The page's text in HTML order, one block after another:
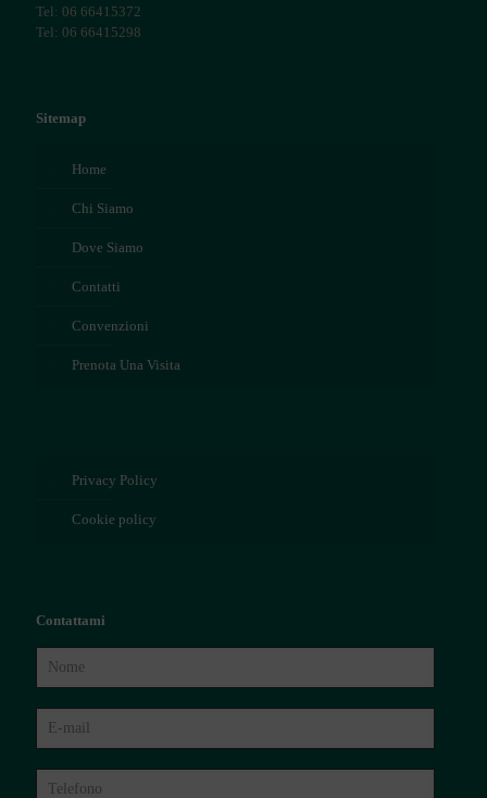
Tel: 06 66415372
Tel: 06 66415298
Sitemap
Home
Chi Siamo
Dove Siamo
Contatti
Convenzioni
Prenota Una Visita
Privacy Policy
Cookie policy
Contattami